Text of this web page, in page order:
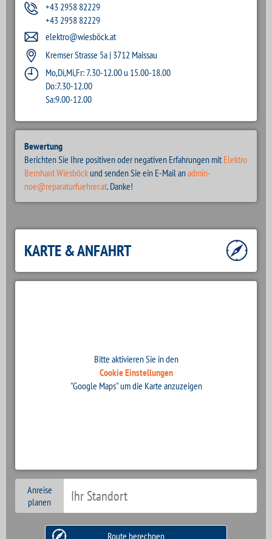
+43 2958 82229
+43 2958 82229
elektro@wiesböck.at
Kremser Strasse 5a | 3712 Maissau
Mo,Di,Mi,Fr: 7.30-12.00 u 15.00-18.00
Do:7.30-12.00
Sa:9.00-12.00
Bewertung
Berichten Sie Ihre positiven oder negativen Erfahrungen mitElektro
Bernhard Wiesböckund senden Sie ein E-Mail anadmin-
noe@reparaturfuehrer.at. Danke!
KARTE & ANFAHRT
Bitte aktivieren Sie in den
Cookie Einstellungen
"Google Maps" um die Karte anzuzeigen
Anreise
planen